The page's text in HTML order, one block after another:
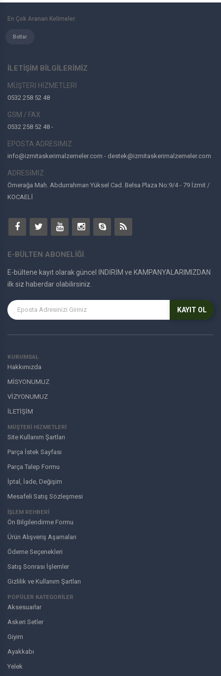
En Çok Aranan Kelimeler:
Botlar
İLETİŞİM BİLGİLERİMİZ
MÜŞTERİ HİZMETLERİ
0532 258 52 48
GSM / FAX
0532 258 52 48 -
EPOSTA ADRESİMİZ
info@izmitaskerimalzemeler.com - destek@izmitaskerimalzemeler.com
ADRESİMİZ
Ömerağa Mah. Abdurrahman Yüksel Cad. Belsa Plaza No:9/4 - 79 İzmit /
KOCAELİ
E-BÜLTEN ABONELİĞİ
E-bültene kayıt olarak güncel İNDİRİM ve KAMPANYALARIMIZDAN
ilk siz haberdar olabilirsiniz.
KAYIT OL
KURUMSAL
Hakkımızda
MİSYONUMUZ
VİZYONUMUZ
İLETİŞİM
MÜŞTERI HIZMETLERI
Site Kullanım Şartları
Parça İstek Sayfası
Parça Talep Formu
İptal, İade, Değişim
Mesafeli Satış Sözleşmesi
İŞLEM REHBERİ
Ön Bilgilendirme Formu
Ürün Alışveriş Aşamaları
Ödeme Seçenekleri
Satış Sonrası İşlemler
Gizlilik ve Kullanım Şartları
POPÜLER KATEGORİLER
Aksesuarlar
Askeri Setler
Giyim
Ayakkabı
Yelek